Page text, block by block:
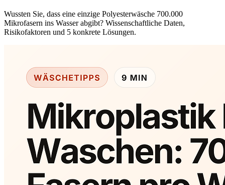
Wussten Sie, dass eine einzige Polyesterwäsche 700.000
Mikrofasern ins Wasser abgibt? Wissenschaftliche Daten,
Risikofaktoren und 5 konkrete Lösungen.